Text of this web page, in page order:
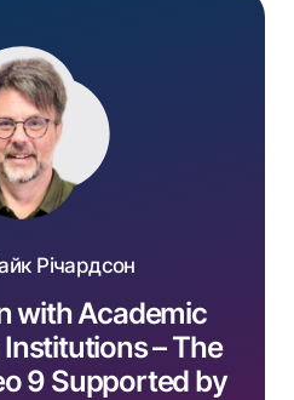
Річардсон
with Academic
– The
9 Supported by